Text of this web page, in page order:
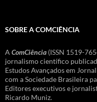
SOBRE A COMCIÊNCIA
A ComCiência (ISSN 1519-
jornalismo científico
Estudos Avançados em
com a Sociedade Brasileira
Editores executivos e
Ricardo Muniz.